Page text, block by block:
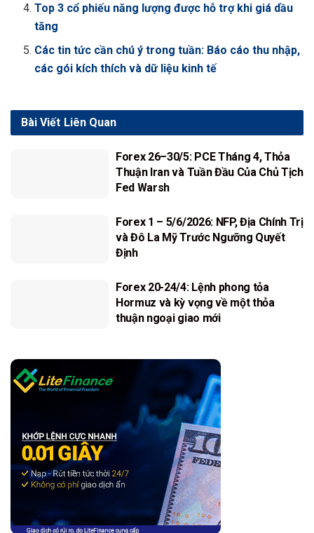
Top 3 cổ phiếu năng lượng được hỗ trợ khi giá dầu
tăng
Các tin tức cần chú ý trong tuần: Báo cáo thu nhập,
các gói kích thích và dữ liệu kinh tế
Liên Quan
Bài Viết
Forex 26–30/5: PCE Tháng 4, Thỏa
Thuận Iran và Tuần Đầu Của Chủ Tịch
Fed Warsh
Forex 1 – 5/6/2026: NFP, Địa Chính Trị
và Đô La Mỹ Trước Ngưỡng Quyết
Định
Forex 20-24/4: Lệnh phong tỏa
Hormuz và kỳ vọng về một thỏa
thuận ngoại giao mới